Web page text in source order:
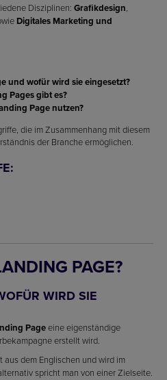
Disziplinen: Grafikdesign,
Digitales Marketing und
und wofür wird sie eingesetzt?
Pages gibt es?
Page nutzen?
die im Zusammenhang mit diesem
der Branche ermöglichen.
PAGE?
WIRD SIE
Pageeine eigenständige
erstellt wird.
aus dem Englischen und wird im
spricht man von einer Zielseite.